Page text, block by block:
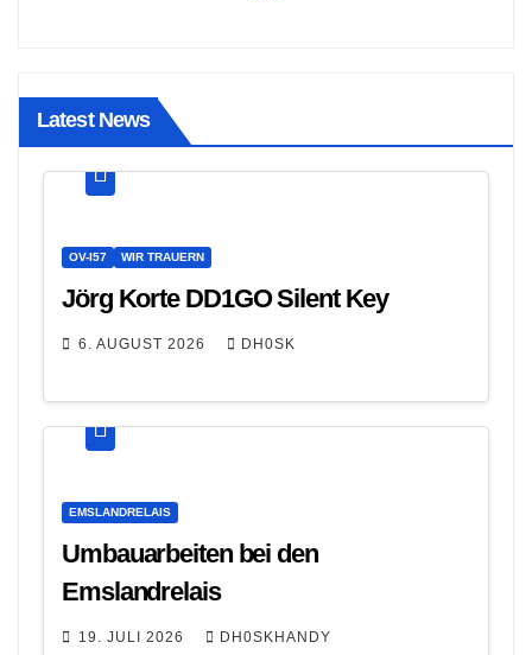
Latest News
OV-I57 WIR TRAUERN
Jörg Korte DD1GO Silent Key
6. AUGUST 2026 DH0SK
EMSLANDRELAIS
Umbauarbeiten bei den
Emslandrelais
19. JULI 2026 DH0SKHANDY